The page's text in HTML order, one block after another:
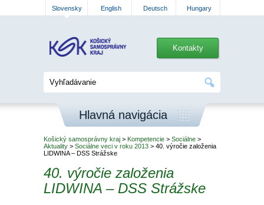
Slovensky English Deutsch Hungary
Kontakty
Hlavná navigácia
Košický samosprávny kraj > Kompetencie > Sociálne >
Aktuality > Sociálne veci v roku 2013 > 40. výročie založenia
LIDWINA – DSS Strážske
40. výročie založenia
LIDWINA – DSS Strážske